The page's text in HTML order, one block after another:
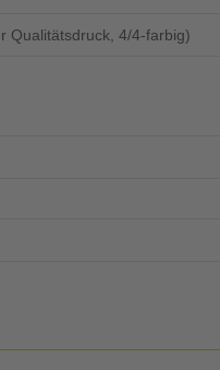
Qualitätsdruck, 4/4-farbig)